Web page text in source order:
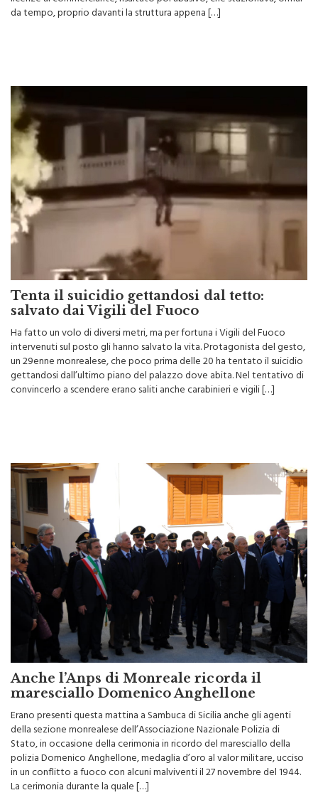
da tempo, proprio davanti la struttura appena […]
Tenta il suicidio gettandosi dal tetto:
salvato dai Vigili del Fuoco
Ha fatto un volo di diversi metri, ma per fortuna i Vigili del Fuoco
intervenuti sul posto gli hanno salvato la vita. Protagonista del gesto,
un 29enne monrealese, che poco prima delle 20 ha tentato il suicidio
gettandosi dall’ultimo piano del palazzo dove abita. Nel tentativo di
convincerlo a scendere erano saliti anche carabinieri e vigili […]
Anche l’Anps di Monreale ricorda il
maresciallo Domenico Anghellone
Erano presenti questa mattina a Sambuca di Sicilia anche gli agenti
della sezione monrealese dell’Associazione Nazionale Polizia di
Stato, in occasione della cerimonia in ricordo del maresciallo della
polizia Domenico Anghellone, medaglia d’oro al valor militare, ucciso
in un conflitto a fuoco con alcuni malviventi il 27 novembre del 1944.
La cerimonia durante la quale […]